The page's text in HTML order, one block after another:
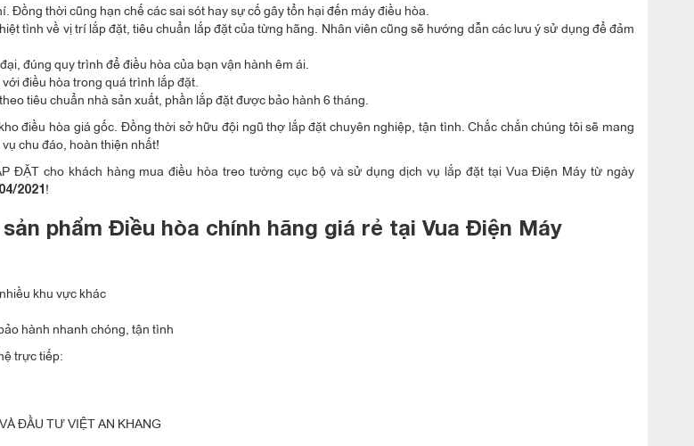
Đồng thời cũng hạn chế các sai sót hay sự cố gây tổn hại đến máy điều hòa.
tình về vị trí lắp đặt, tiêu chuẩn lắp đặt của từng hãng. Nhân viên cũng sẽ hướng dẫn các lưu ý sử dụng để đảm
đúng quy trình để điều hòa của bạn vận hành êm ái.
điều hòa trong quá trình lắp đặt.
tiêu chuẩn nhà sản xuất, phần lắp đặt được bảo hành 6 tháng.
điều hòa giá gốc. Đồng thời sở hữu đội ngũ thợ lắp đặt chuyên nghiệp, tận tình. Chắc chắn chúng tôi sẽ mang
chu đáo, hoàn thiện nhất!
ĐẶT cho khách hàng mua điều hòa treo tường cục bộ và sử dụng dịch vụ lắp đặt tại Vua Điện Máy từ ngày
2021!
phẩm Điều hòa chính hãng giá rẻ tại Vua Điện Máy
khu vực khác
hành nhanh chóng, tận tình
trực tiếp:
ĐẦU TƯ VIỆT AN KHANG